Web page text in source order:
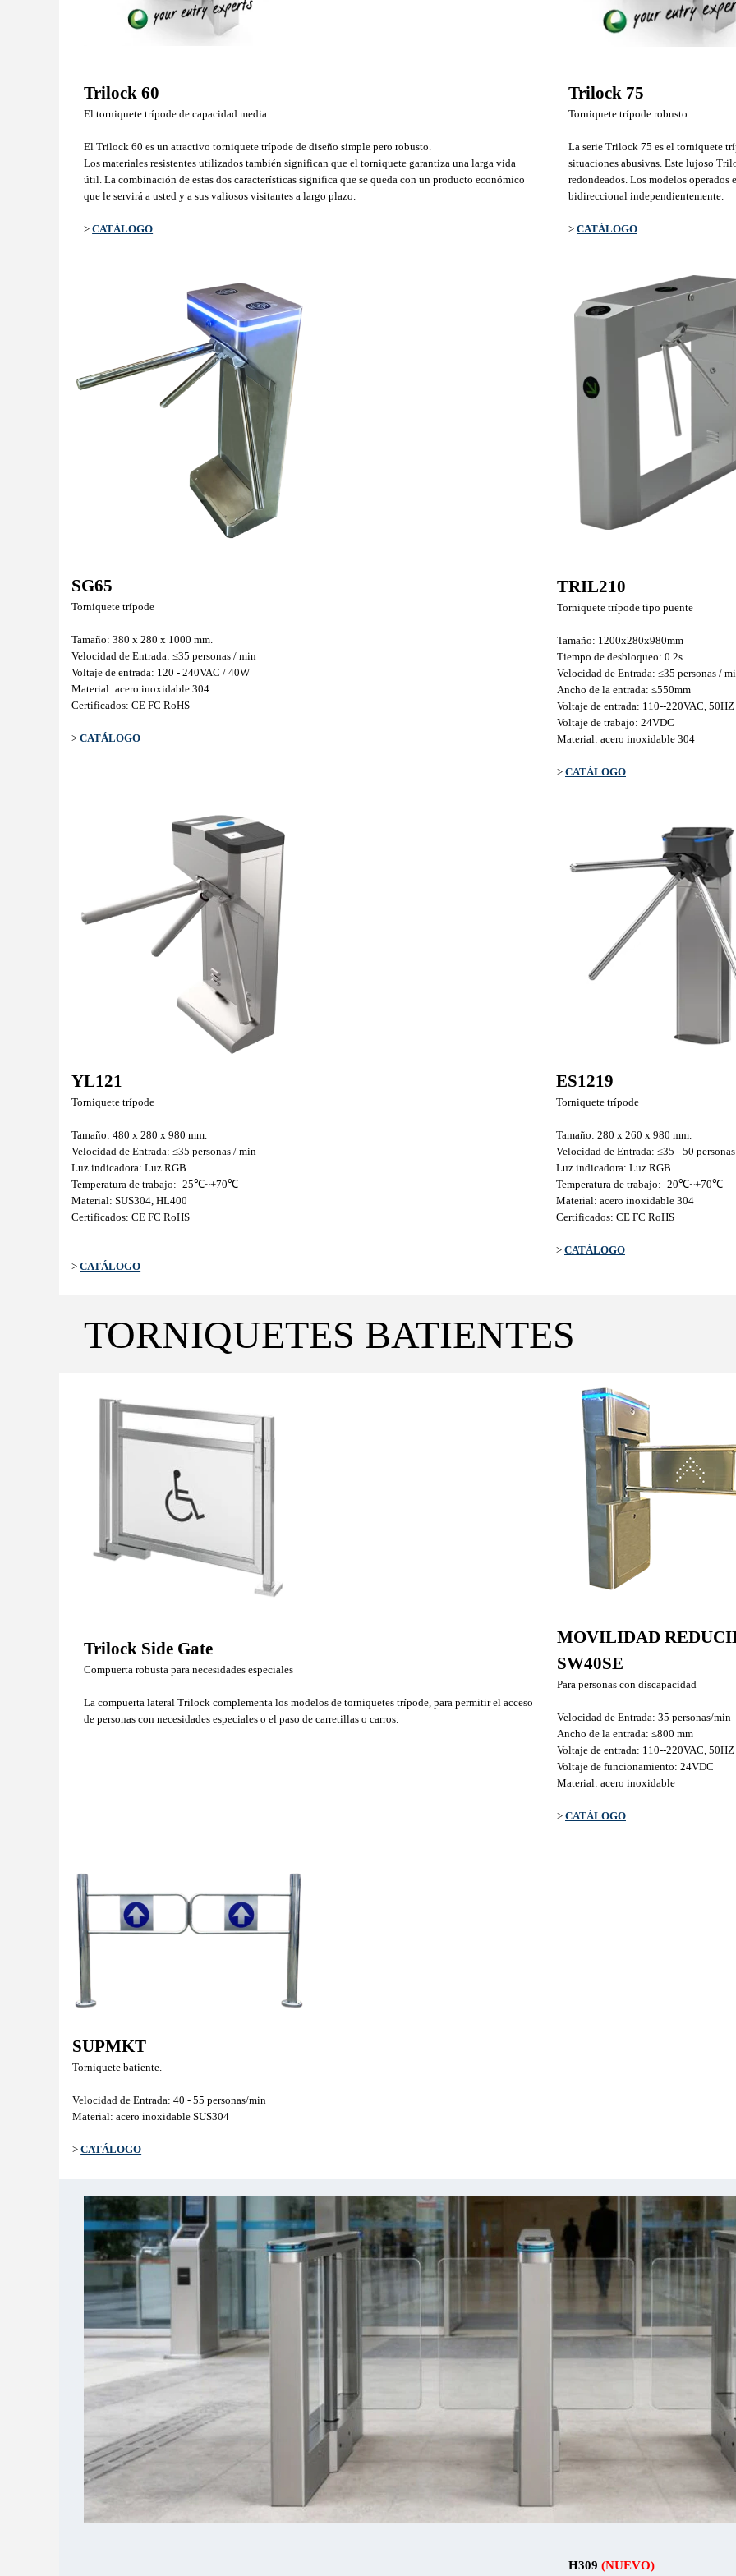
Trilock 60
El torniquete trípode de capacidad media
El Trilock 60 es un atractivo torniquete trípode de diseño simple pero robusto.
Los materiales resistentes utilizados también significan que el torniquete garantiza una larga vida
útil. La combinación de estas dos características significa que se queda con un producto económico
que le servirá a usted y a sus valiosos visitantes a largo plazo.
>CATÁLOGO
Trilock 75
Torniquete trípode robusto
La serie Trilock 75 es el torniquete
situaciones abusivas. Este lujoso
redondeados. Los modelos
bidireccional independientemente
> CATÁLOGO
SG65
Torniquete trípode
Tamaño: 380 x 280 x 1000 mm.
Velocidad de Entrada: ≤35 personas / min
Voltaje de entrada: 120 - 240VAC / 40W
Material: acero inoxidable 304
Certificados: CE FC RoHS
>CATÁLOGO
TRIL210
Torniquete trípode tipo puente
Tamaño: 1200x280x980mm
Tiempo de desbloqueo: 0.2s
Velocidad de Entrada: ≤35 personas /
Ancho de la entrada: ≤550mm
Voltaje de entrada: 110--220VAC, 50HZ
Voltaje de trabajo: 24VDC
Material: acero inoxidable 304
> CATÁLOGO
YL121
Torniquete trípode
Tamaño: 480 x 280 x 980 mm.
Velocidad de Entrada: ≤35 personas / min
Luz indicadora: Luz RGB
Temperatura de trabajo:-25℃~+70℃
Material: SUS304, HL400
Certificados: CE FC RoHS
>CATÁLOGO
ES1219
Torniquete trípode
Tamaño: 280 x 260 x 980 mm.
Velocidad de Entrada: ≤35 - 50
Luz indicadora: Luz RGB
Temperatura de trabajo: -20℃~+70℃
Material: acero inoxidable 304
Certificados: CE FC RoHS
> CATÁLOGO
TORNIQUETES BATIENTES
Trilock Side Gate
Compuerta robusta para necesidades especiales
La compuerta lateral Trilock complementa los modelos de torniquetes trípode, para permitir el acceso
de personas con necesidades especiales o el paso de carretillas o carros.
SUPMKT
Torniquete batiente.
Velocidad de Entrada: 40 - 55 personas/min
Material: acero inoxidable SUS304
>CATÁLOGO
MOVILIDAD
SW40SE
Para personas con discapacidad
Velocidad de Entrada: 35 personas/min
Ancho de la entrada: ≤800 mm
Voltaje de entrada: 110--220VAC, 50HZ
Voltaje de funcionamiento: 24VDC
Material: acero inoxidable
> CATÁLOGO
H309 (NUEVO)